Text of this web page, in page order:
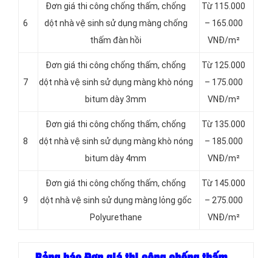
6
Đơn giá thi công chống thấm, chống
dột nhà vệ sinh sử dụng màng chống
thấm đàn hồi
Từ 115.000
– 165.000
VNĐ/m²
7
Đơn giá thi công chống thấm, chống
dột nhà vệ sinh sử dụng màng khò nóng
bitum dày 3mm
Từ 125.000
– 175.000
VNĐ/m²
8
Đơn giá thi công chống thấm, chống
dột nhà vệ sinh sử dụng màng khò nóng
bitum dày 4mm
Từ 135.000
– 185.000
VNĐ/m²
9
Đơn giá thi công chống thấm, chống
dột nhà vệ sinh sử dụng màng lỏng gốc
Polyurethane
Từ 145.000
– 275.000
VNĐ/m²